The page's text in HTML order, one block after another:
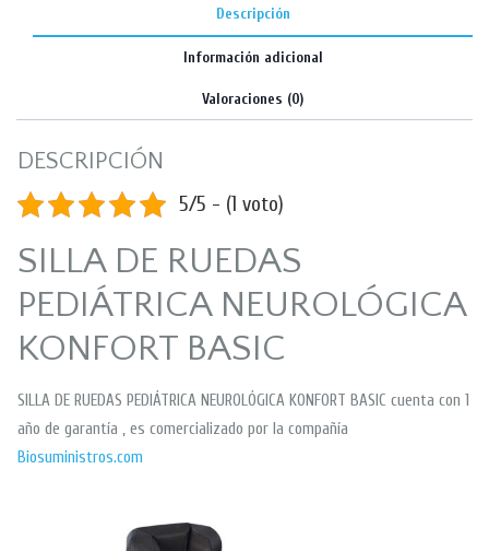
Descripción
Información adicional
Valoraciones (0)
DESCRIPCIÓN
5/5 - (1 voto)
SILLA DE RUEDAS
PEDIÁTRICA NEUROLÓGICA
KONFORT BASIC
SILLA DE RUEDAS PEDIÁTRICA NEUROLÓGICA KONFORT BASIC cuenta con 1
año de garantía , es comercializado por la compañía
Biosuministros.com